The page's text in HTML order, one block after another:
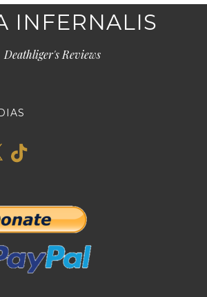
INFERNALIS
Deathliger's Reviews
TikTok